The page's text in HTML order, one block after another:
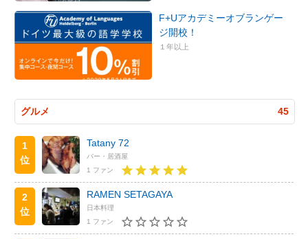
F+Uアカデミーオブランゲー
ジ開校！
１年以上
グルメ 45
1
位
Tatany 72
バー・居酒屋
1 ファン
2
位
RAMEN SETAGAYA
日本料理
1 ファン